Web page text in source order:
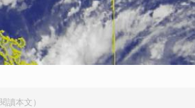
讀本文）